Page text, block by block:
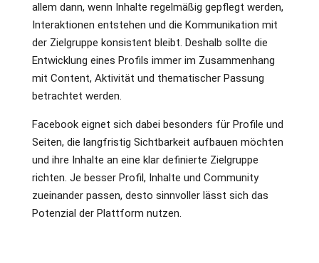
allem dann, wenn Inhalte regelmäßig gepflegt werden,
Interaktionen entstehen und die Kommunikation mit
der Zielgruppe konsistent bleibt. Deshalb sollte die
Entwicklung eines Profils immer im Zusammenhang
mit Content, Aktivität und thematischer Passung
betrachtet werden.
Facebook eignet sich dabei besonders für Profile und
Seiten, die langfristig Sichtbarkeit aufbauen möchten
und ihre Inhalte an eine klar definierte Zielgruppe
richten. Je besser Profil, Inhalte und Community
zueinander passen, desto sinnvoller lässt sich das
Potenzial der Plattform nutzen.